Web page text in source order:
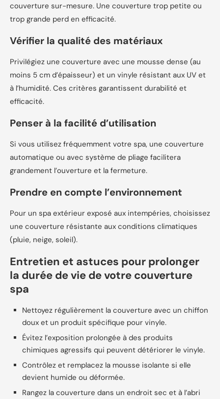
couverture sur-mesure. Une couverture trop petite ou
trop grande perd en efficacité.
Vérifier la qualité des matériaux
Privilégiez une couverture avec une mousse dense (au
moins 5 cm d’épaisseur) et un vinyle résistant aux UV et
à l’humidité. Ces critères garantissent durabilité et
efficacité.
Penser à la facilité d’utilisation
Si vous utilisez fréquemment votre spa, une couverture
automatique ou avec système de pliage facilitera
grandement l’ouverture et la fermeture.
Prendre en compte l’environnement
Pour un spa extérieur exposé aux intempéries, choisissez
une couverture résistante aux conditions climatiques
(pluie, neige, soleil).
Entretien et astuces pour prolonger
la durée de vie de votre couverture
spa
Nettoyez régulièrement la couverture avec un chiffon
doux et un produit spécifique pour vinyle.
Évitez l’exposition prolongée à des produits
chimiques agressifs qui peuvent détériorer le vinyle.
Contrôlez et remplacez la mousse isolante si elle
devient humide ou déformée.
Rangez la couverture dans un endroit sec et à l’abri